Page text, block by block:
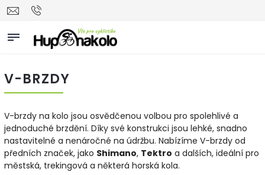
V-BRZDY
V-brzdy na kolo jsou osvědčenou volbou pro spolehlivé a
jednoduché brzdění. Díky své konstrukci jsou lehké, snadno
nastavitelné a nenáročné na údržbu. Nabízíme V-brzdy od
předních značek, jako Shimano, Tektro a dalších, ideální pro
městská, trekingová a některá horská kola.